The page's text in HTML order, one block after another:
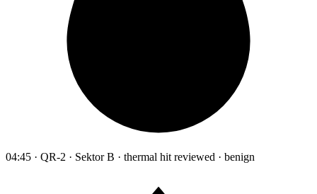
04:45 · QR-2 · Sektor B · thermal hit reviewed · benign